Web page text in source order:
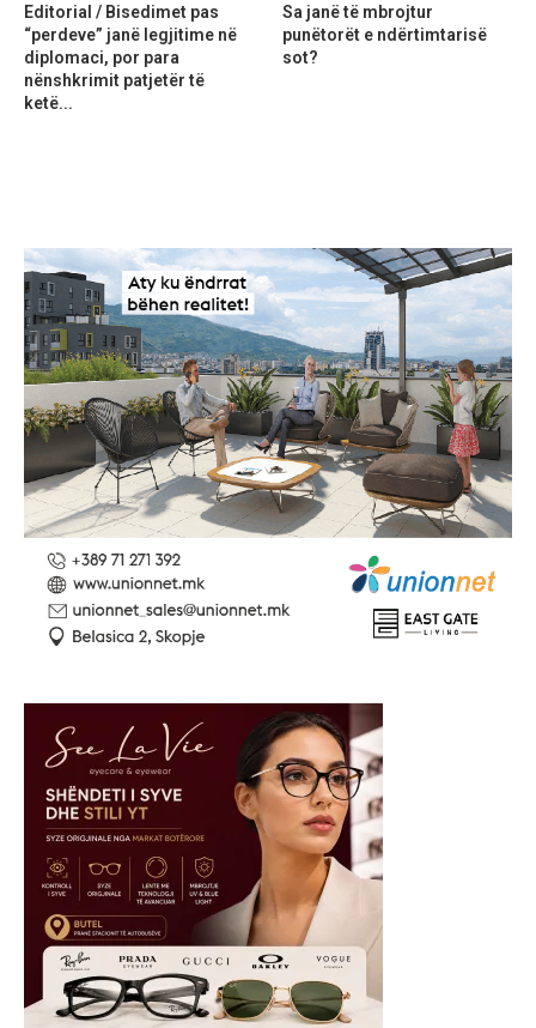
Editorial / Bisedimet pas
“perdeve” janë legjitime në
diplomaci, por para
nënshkrimit patjetër të
ketë...
Sa janë të mbrojtur
punëtorët e ndërtimtarisë
sot?